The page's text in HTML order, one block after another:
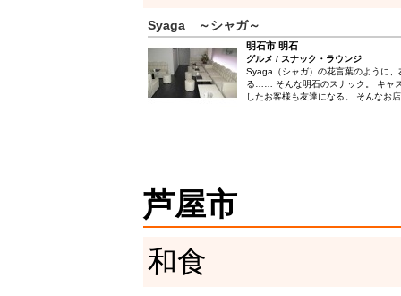
Syaga ～シャガ～
明石市 明石
グルメ / スナック・ラウンジ
Syaga（シャガ）の花言葉のように
る…… そんな明石のスナック。 キャ
したお客様も友達になる。 そんなお
芦屋市
和食